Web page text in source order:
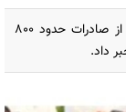
معاون امور تعاون وزارت تعاون، کار و رفاه اجتماعی از صادرات حدود ۸۰۰